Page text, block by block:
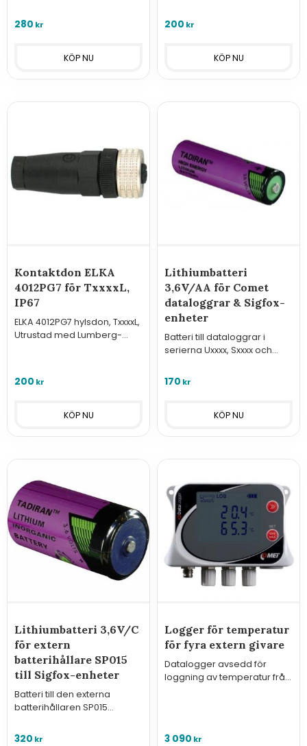
MP018-utgångsrelämodul
280 kr 200 kr
Kontaktdon ELKA
4012PG7 för TxxxxL,
IP67
​ELKA 4012PG7 hylsdon, TxxxxL,
Utrustad med Lumberg-
200 kr
Lithiumbatteri
3,6V/AA för Comet
dataloggrar & Sigfox-
enheter
Batteri till dataloggrar i
serierna Uxxxx, Sxxxx och
från Comet System.
170 kr
Lithiumbatteri 3,6V/C
för extern
batterihållare SP015
till Sigfox-enheter
Batteri till den externa
batterihållaren SP015
Sigfox IoT från Comet
320 kr
Logger för temperatur
för fyra extern givare
Datalogger avsedd för
loggning av temperatur från
3 090 kr